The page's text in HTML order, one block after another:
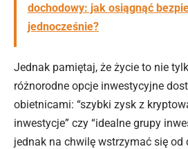
dochodowy: jak osiągnąć
jednocześnie?
Jednak pamiętaj, że życie to nie
różnorodne opcje inwestycyjne
obietnicami: “szybki zysk z
inwestycje” czy “idealne grupy
jednak na chwilę wstrzymać się od